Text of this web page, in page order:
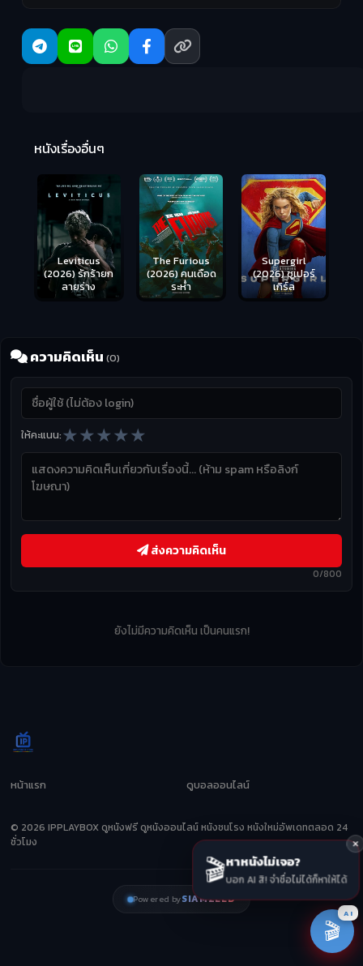
หนังเรื่องอื่นๆ
Leviticus
(2026) รักร้ายก
ลายร่าง
The Furious
(2026) คนเดือด
ระห่ำ
Supergirl
(2026) ซูเปอร์
เกิร์ล
ความคิดเห็น (0)
ให้คะแนน:★★★★★
0/800
ส่งความคิดเห็น
ยังไม่มีความคิดเห็น เป็นคนแรก!
หน้าแรก ดูบอลออนไลน์
© 2026 IPPLAYBOX ดูหนังฟรี ดูหนังออนไลน์ หนังชนโรง หนังใหม่อัพเดทตลอด 24
ชั่วโมง
Powered bySIAMZEED
🎬หาหนังไม่เจอ?
บอก AI สิ! จำชื่อไม่ได้ก็หาให้ได้
🎬
AI